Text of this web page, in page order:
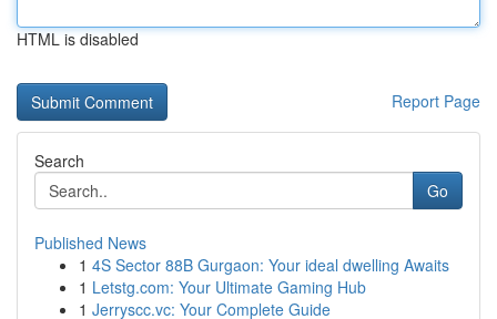
HTML is disabled
Report Page
Search
Go
Published News
1 4S Sector 88B Gurgaon: Your ideal dwelling Awaits
1 Letstg.com: Your Ultimate Gaming Hub
1 Jerryscc.vc: Your Complete Guide